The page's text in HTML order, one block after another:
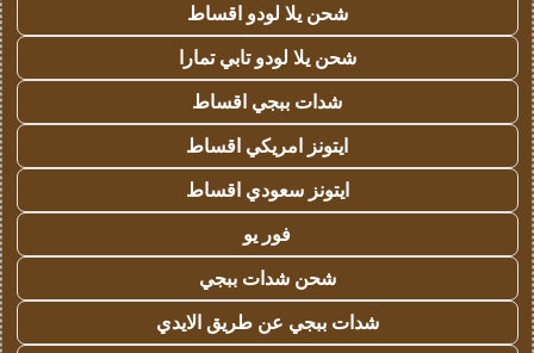
شحن يلا لودو اقساط
شحن يلا لودو تابي تمارا
شدات ببجي اقساط
ايتونز امريكي اقساط
ايتونز سعودي اقساط
فور يو
شحن شدات ببجي
شدات ببجي عن طريق الايدي